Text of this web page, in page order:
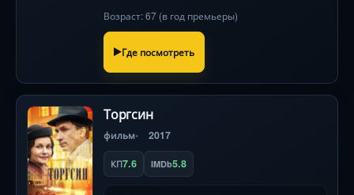
вещей.
Возраст: 67 (в год премьеры)
Где посмотреть
Торгсин
фильм 2017
КП7.6 IMDb5.8